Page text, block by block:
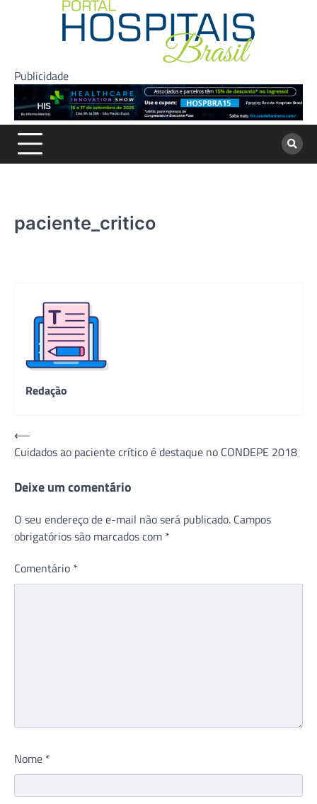
Publicidade
paciente_critico
Redação
Navegação
de
Post
⟵
Cuidados ao paciente crítico é destaque no CONDEPE 2018
Deixe um comentário
O seu endereço de e-mail não será publicado. Campos
obrigatórios são marcados com *
Comentário *
Nome *